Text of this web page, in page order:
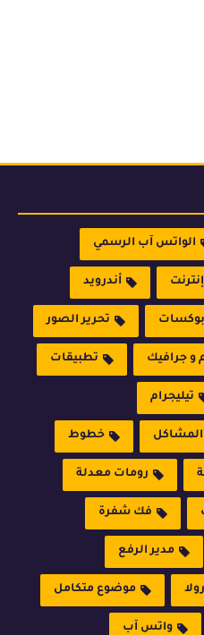
الواتس آب الرسمي
إنترنت أندرويد
بوكسات تحرير الصور
و جرافيك تطبيقات
تيليجرام
خطوط
رومات معدلة
فك شفرة
مدير الرفع
موضوع متكامل
واتس آب